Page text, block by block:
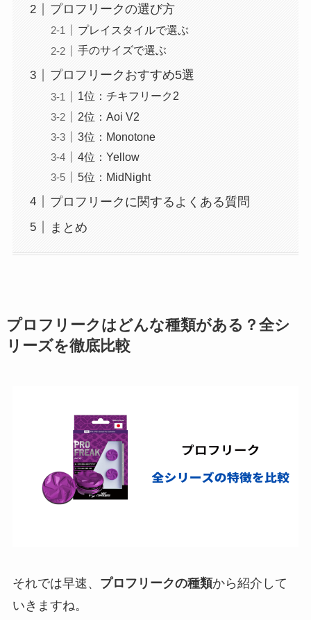
プロフリークの選び方
プレイスタイルで選ぶ
手のサイズで選ぶ
プロフリークおすすめ5選
1位：チキフリーク2
2位：Aoi V2
3位：Monotone
4位：Yellow
5位：MidNight
プロフリークに関するよくある質問
まとめ
プロフリークはどんな種類がある？全シ
リーズを徹底比較
それでは早速、 プロフリークの種類から紹介して
いきますね。